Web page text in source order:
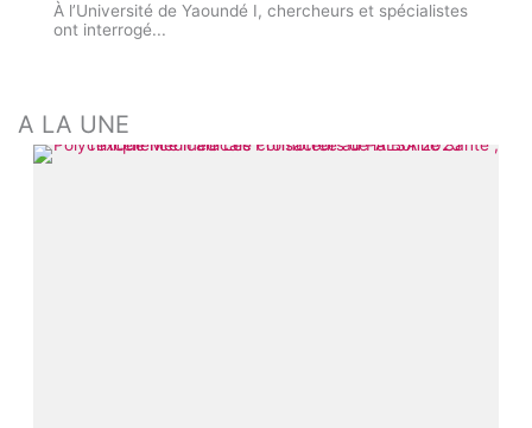
À l’Université de Yaoundé I, chercheurs et spécialistes
ont interrogé...
A LA UNE